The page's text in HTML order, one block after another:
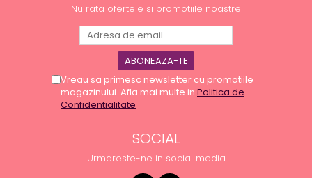
Nu rata ofertele si promotiile noastre
Vreau sa primesc newsletter cu promotiile
magazinului. Afla mai multe in Politica de
Confidentialitate
SOCIAL
Urmareste-ne in social media